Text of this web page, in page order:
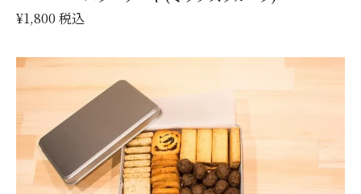
¥1,800 税込